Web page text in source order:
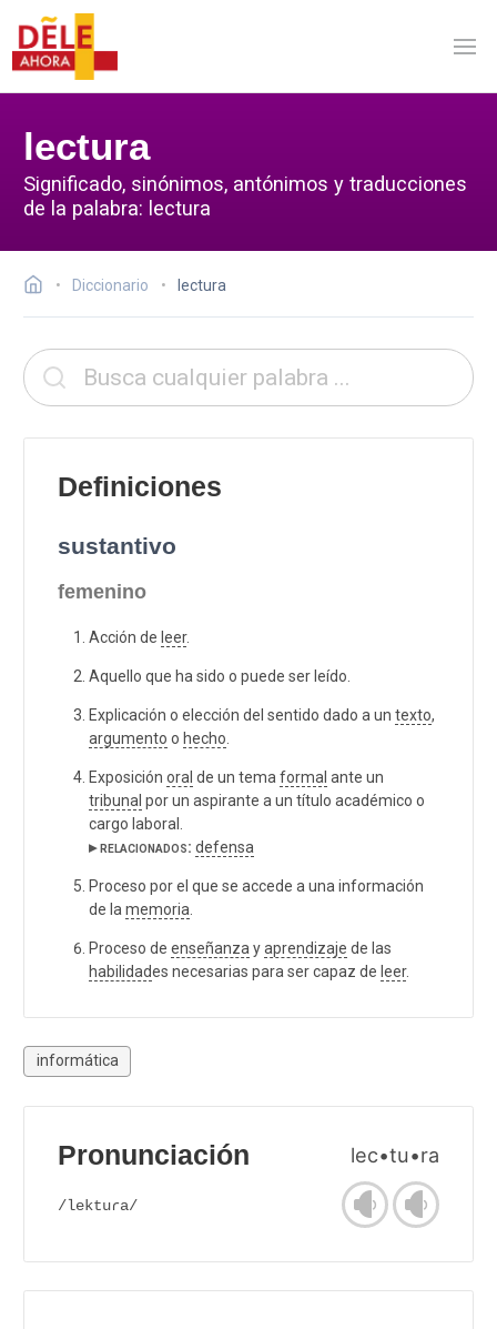
lectura
Significado, sinónimos, antónimos y traducciones
de la palabra: lectura
Diccionario lectura
Definiciones
sustantivo
femenino
Acción de leer.
Aquello que ha sido o puede ser leído.
Explicación o elección del sentido dado a un texto,
argumento o hecho
Exposición oral de un tema formal ante un
tribunal por un aspirante a un título académico o
cargo laboral.
▸ relacionados: defensa
Proceso por el que se accede a una información
de la memoria
Proceso de enseñanza yaprendizaje de las
habilidades necesarias para ser capaz de leer.
informática
Pronunciación lec•tu•ra
/lektuɾa/